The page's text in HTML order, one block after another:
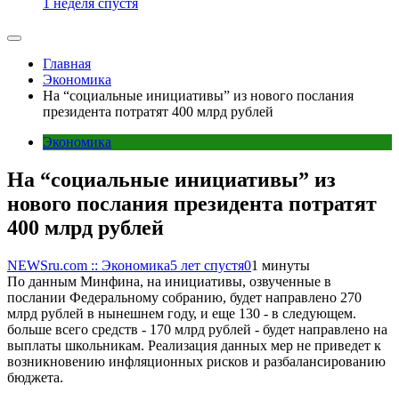
1 неделя спустя
Главная
Экономика
На “социальные инициативы” из нового послания
президента потратят 400 млрд рублей
Экономика
На “социальные инициативы” из
нового послания президента потратят
400 млрд рублей
NEWSru.com :: Экономика5 лет спустя01 минуты
По данным Минфина, на инициативы, озвученные в
послании Федеральному собранию, будет направлено 270
млрд рублей в нынешнем году, и еще 130 - в следующем.
больше всего средств - 170 млрд рублей - будет направлено на
выплаты школьникам. Реализация данных мер не приведет к
возникновению инфляционных рисков и разбалансированию
бюджета.